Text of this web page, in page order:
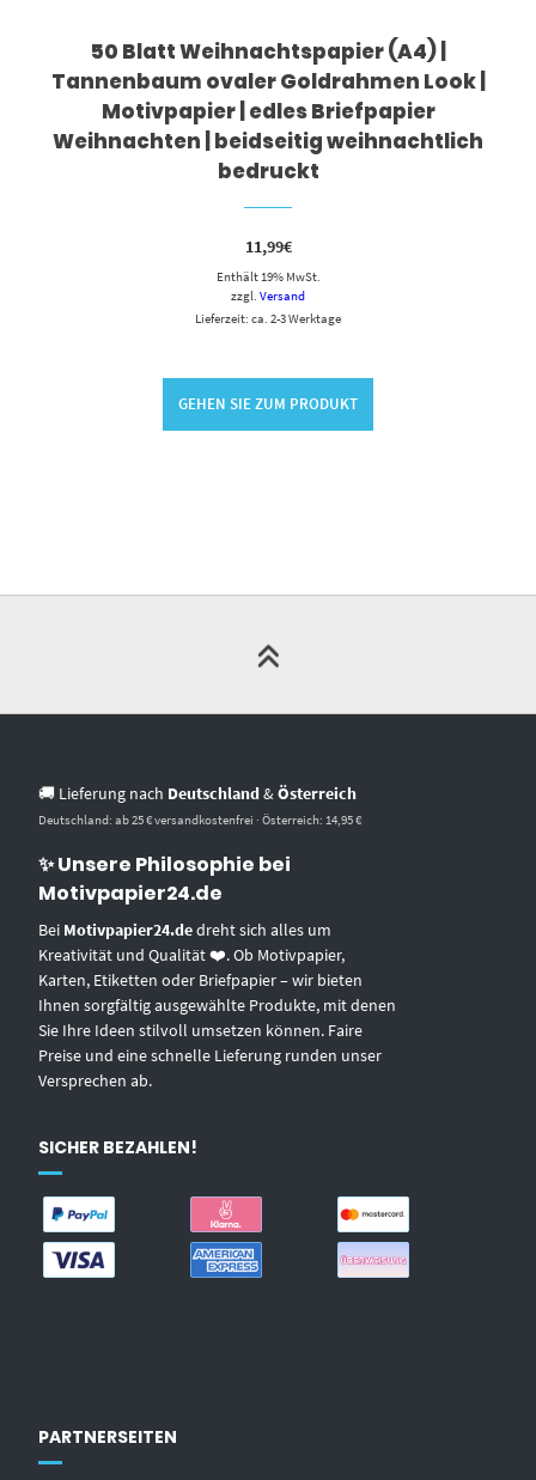
50 Blatt Weihnachtspapier (A4) |
Tannenbaum ovaler Goldrahmen Look |
Motivpapier | edles Briefpapier
Weihnachten | beidseitig weihnachtlich
bedruckt
11,99€
Enthält 19% MwSt.
zzgl. Versand
Lieferzeit: ca. 2-3 Werktage
GEHEN SIE ZUM PRODUKT
🚚 Lieferung nach Deutschland &Österreich
Deutschland: ab 25 € versandkostenfrei · Österreich: 14,95 €
✨ Unsere Philosophie bei
Motivpapier24.de
Bei Motivpapier24.dedreht sich alles um
Kreativität und Qualität ❤️. Ob Motivpapier,
Karten, Etiketten oder Briefpapier – wir bieten
Ihnen sorgfältig ausgewählte Produkte, mit denen
Sie Ihre Ideen stilvoll umsetzen können. Faire
Preise und eine schnelle Lieferung runden unser
Versprechen ab.
SICHER BEZAHLEN!
PARTNERSEITEN